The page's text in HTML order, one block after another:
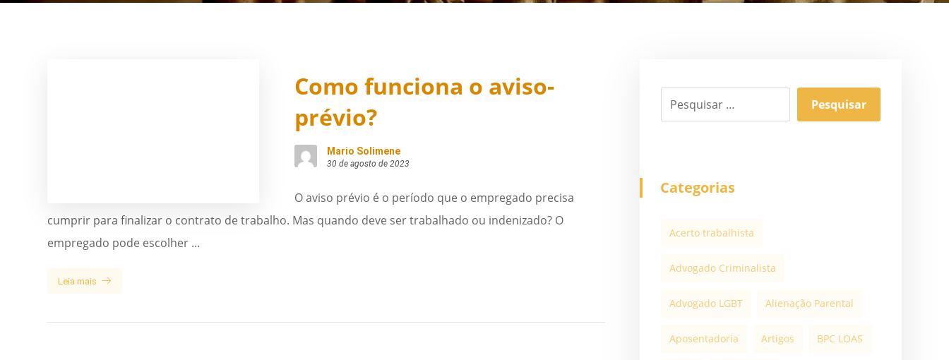
Como funciona o aviso-
prévio?
Mario Solimene
30 de agosto de 2023
O aviso prévio é o período que o empregado precisa
cumprir para finalizar o contrato de trabalho. Mas quando deve ser trabalhado ou indenizado? O
empregado pode escolher ...
Leia mais
Categorias
Acerto trabalhista
Advogado Criminalista
Advogado LGBT Alienação Parental
Aposentadoria Artigos BPC LOAS